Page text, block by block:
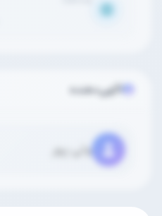
آگهی‌دهنده
ولی پور